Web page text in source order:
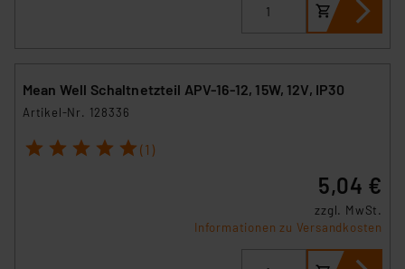
Mean Well Schaltnetzteil APV-16-12, 15W, 12V, IP30
Artikel-Nr. 128336
1 2 3 4 5 (1)
5,04 €
zzgl. MwSt.
Informationen zu Versandkosten